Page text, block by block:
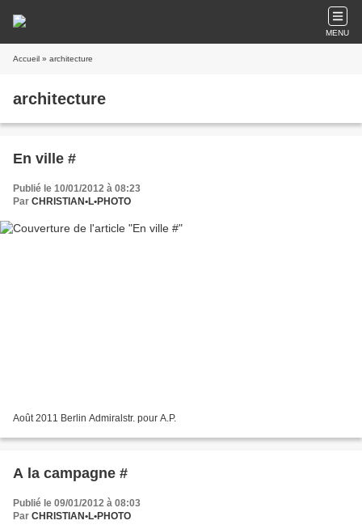
MENU
Accueil » architecture
architecture
En ville #
Publié le 10/01/2012 à 08:23
Par CHRISTIAN•L•PHOTO
Août 2011 Berlin Admiralstr. pour A.P.
A la campagne #
Publié le 09/01/2012 à 08:03
Par CHRISTIAN•L•PHOTO